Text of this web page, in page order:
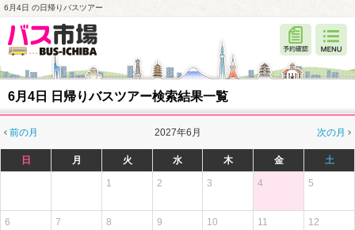
6月4日 の日帰りバスツアー
6月4日 日帰りバスツアー検索結果一覧
前の月 次の月
2027年6月
日 月 火 水 木 金 土
1 2 3 4 5
6 7 8 9 10 11 12